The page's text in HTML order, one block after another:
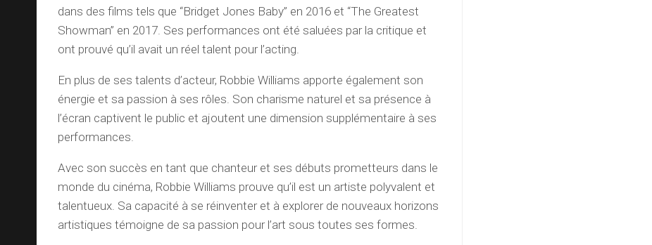
dans des films tels que “Bridget Jones Baby” en 2016 et “The Greatest
Showman” en 2017. Ses performances ont été saluées par la critique et
ont prouvé qu’il avait un réel talent pour l’acting.
En plus de ses talents d’acteur, Robbie Williams apporte également son
énergie et sa passion à ses rôles. Son charisme naturel et sa présence à
l’écran captivent le public et ajoutent une dimension supplémentaire à ses
performances.
Avec son succès en tant que chanteur et ses débuts prometteurs dans le
monde du cinéma, Robbie Williams prouve qu’il est un artiste polyvalent et
talentueux. Sa capacité à se réinventer et à explorer de nouveaux horizons
artistiques témoigne de sa passion pour l’art sous toutes ses formes.